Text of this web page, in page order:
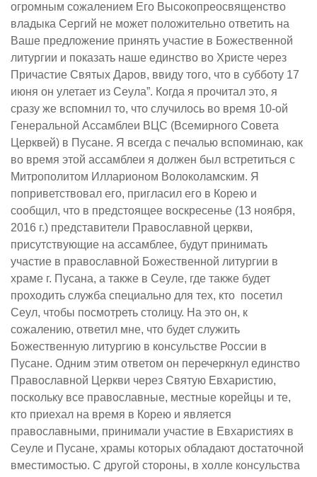
огромным сожалением Его Высокопреосвященство
владыка Сергий не может положительно ответить на
Ваше предложение принять участие в Божественной
литургии и показать наше единство во Христе через
Причастие Святых Даров, ввиду того, что в субботу 17
июня он улетает из Сеула”. Когда я прочитал это, я
сразу же вспомнил то, что случилось во время 10-ой
Генеральной Ассамблеи ВЦС (Всемирного Совета
Церквей) в Пусане. Я всегда с печалью вспоминаю, как
во время этой ассамблеи я должен был встретиться с
Митрополитом Илларионом Волоколамским. Я
поприветствовал его, пригласил его в Корею и
сообщил, что в предстоящее воскресенье (13 ноября,
2016 г.) представители Православной церкви,
присутствующие на ассамблее, будут принимать
участие в православной Божественной литургии в
храме г. Пусана, а также в Сеуле, где также будет
проходить служба специально для тех, кто посетил
Сеул, чтобы посмотреть столицу. На это он, к
сожалению, ответил мне, что будет служить
Божественную литургию в консульстве России в
Пусане. Одним этим ответом он перечеркнул единство
Православной Церкви через Святую Евхаристию,
поскольку все православные, местные корейцы и те,
кто приехал на время в Корею и является
православными, принимали участие в Евхаристиях в
Сеуле и Пусане, храмы которых обладают достаточной
вместимостью. С другой стороны, в холле консульства